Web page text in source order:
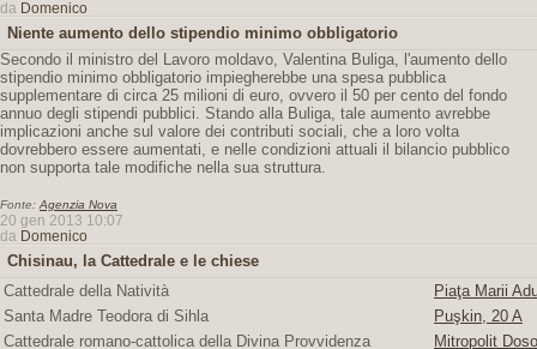
da Domenico
Niente aumento dello stipendio minimo obbligatorio
Secondo il ministro del Lavoro moldavo, Valentina Buliga, l'aumento dello
stipendio minimo obbligatorio impiegherebbe una spesa pubblica
supplementare di circa 25 milioni di euro, ovvero il 50 per cento del fondo
annuo degli stipendi pubblici. Stando alla Buliga, tale aumento avrebbe
implicazioni anche sul valore dei contributi sociali, che a loro volta
dovrebbero essere aumentati, e nelle condizioni attuali il bilancio pubblico
non supporta tale modifiche nella sua struttura.
Fonte: Agenzia Nova
20 gen 2013 10:07
da Domenico
Chisinau, la Cattedrale e le chiese
Cattedrale della Natività
Piaţa Marii
Santa Madre Teodora di Sihla
Puşkin, 20 A
Cattedrale romano-cattolica della Divina Provvidenza
Mitropolit